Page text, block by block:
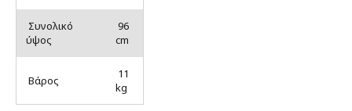
Συνολικό
ύψος
96
cm
Βάρος
11
kg